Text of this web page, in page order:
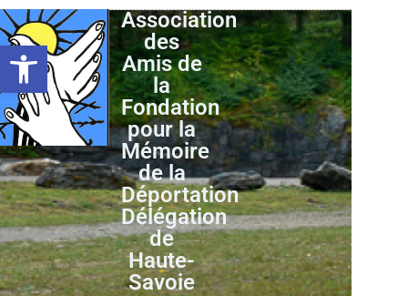
Ouvrir la barre d’outils
Association
des
Amis de
la
Fondation
pour la
Mémoire
de la
Déportation
Délégation
de
Haute-
Savoie